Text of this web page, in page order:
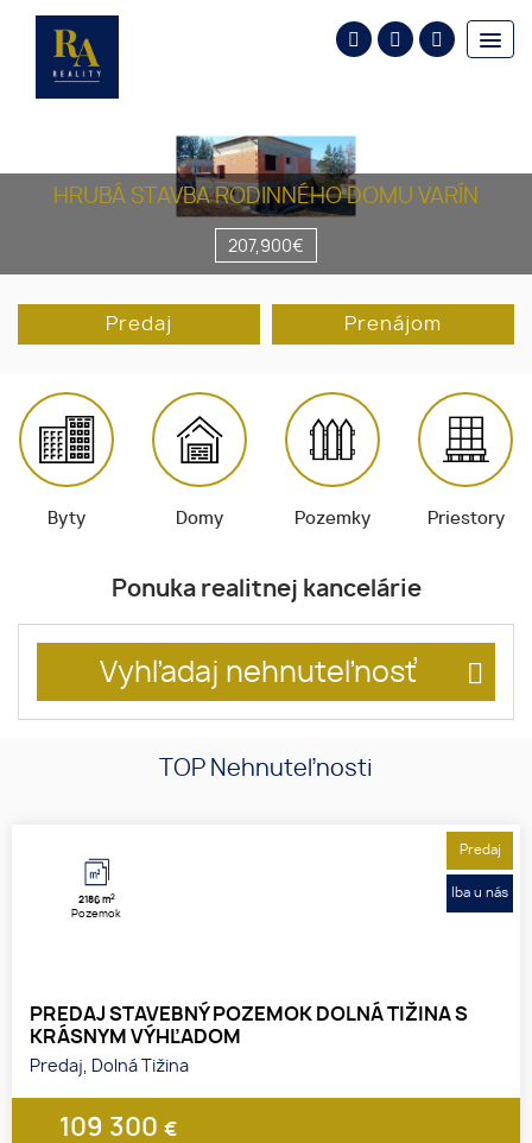
HRUBÁ STAVBA RODINNÉHO DOMU VARÍN
207,900€
Predaj Prenájom
Byty Domy Pozemky Priestory
Ponuka realitnej kancelárie
Vyhľadaj nehnuteľnosť
TOP Nehnuteľnosti
2186 m2
Pozemok
PREDAJ STAVEBNÝ POZEMOK DOLNÁ TIŽINA S
KRÁSNYM VÝHĽADOM
Predaj, Dolná Tižina
109 300 €
Predaj
Iba u nás